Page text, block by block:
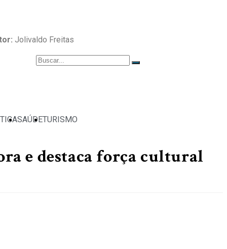
Jolivaldo Freitas
SAÚDETURISMO
e destaca força cultural